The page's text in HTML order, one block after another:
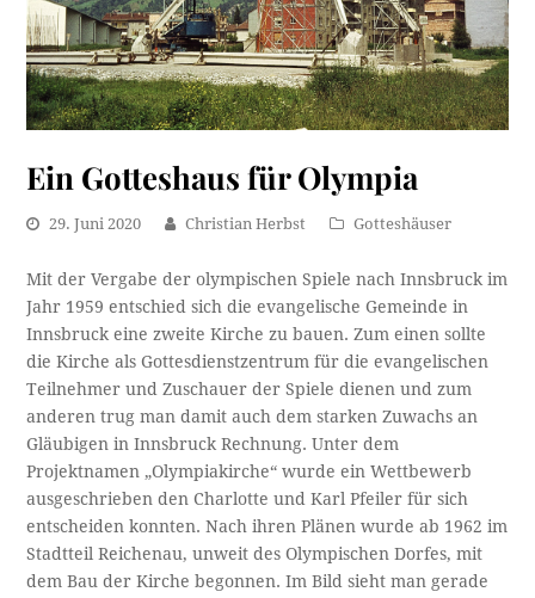
Ein Gotteshaus für Olympia
29. Juni 2020 Christian Herbst Gotteshäuser
Mit der Vergabe der olympischen Spiele nach Innsbruck im
Jahr 1959 entschied sich die evangelische Gemeinde in
Innsbruck eine zweite Kirche zu bauen. Zum einen sollte
die Kirche als Gottesdienstzentrum für die evangelischen
Teilnehmer und Zuschauer der Spiele dienen und zum
anderen trug man damit auch dem starken Zuwachs an
Gläubigen in Innsbruck Rechnung. Unter dem
Projektnamen „Olympiakirche“ wurde ein Wettbewerb
ausgeschrieben den Charlotte und Karl Pfeiler für sich
entscheiden konnten. Nach ihren Plänen wurde ab 1962 im
Stadtteil Reichenau, unweit des Olympischen Dorfes, mit
dem Bau der Kirche begonnen. Im Bild sieht man gerade